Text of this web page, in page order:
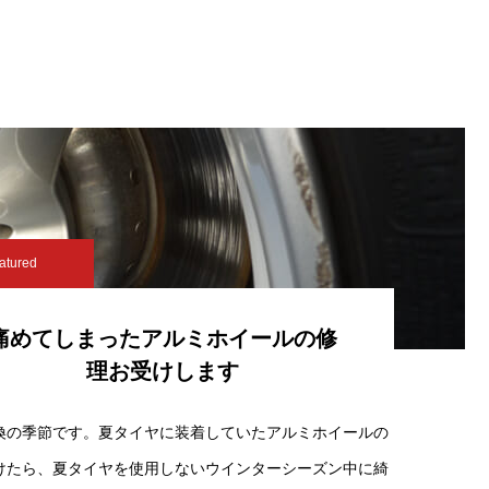
めてしまったアルミホイールの修
理お受けします
の季節です。夏タイヤに装着していたアルミホイールの
たら、夏タイヤを使用しないウインターシーズン中に綺